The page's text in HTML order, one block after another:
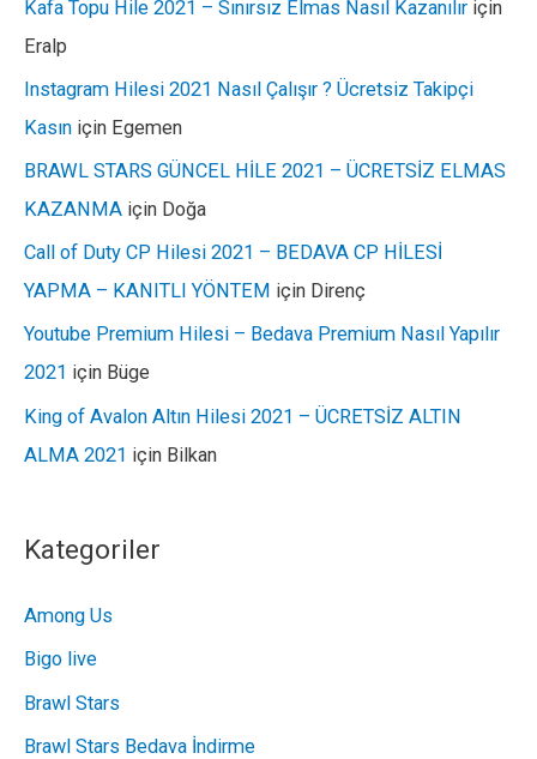
Kafa Topu Hile 2021 – Sınırsız Elmas Nasıl Kazanılır için
Eralp
Instagram Hilesi 2021 Nasıl Çalışır ? Ücretsiz Takipçi
Kasın için Egemen
BRAWL STARS GÜNCEL HİLE 2021 – ÜCRETSİZ ELMAS
KAZANMA için Doğa
Call of Duty CP Hilesi 2021 – BEDAVA CP HİLESİ
YAPMA – KANITLI YÖNTEM için Direnç
Youtube Premium Hilesi – Bedava Premium Nasıl Yapılır
2021 için Büge
King of Avalon Altın Hilesi 2021 – ÜCRETSİZ ALTIN
ALMA 2021 için Bilkan
Kategoriler
Among Us
Bigo live
Brawl Stars
Brawl Stars Bedava İndirme